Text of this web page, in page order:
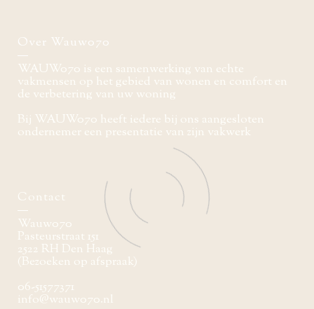
Over Wauw070
WAUW070 is een samenwerking van echte
vakmensen op het gebied van wonen en comfort en
de verbetering van uw woning
Bij WAUW070 heeft iedere bij ons aangesloten
ondernemer een presentatie van zijn vakwerk
Contact
Wauw070
Pasteurstraat 151
2522 RH Den Haag
(Bezoeken op afspraak)
06-51577371
info@wauw070.nl